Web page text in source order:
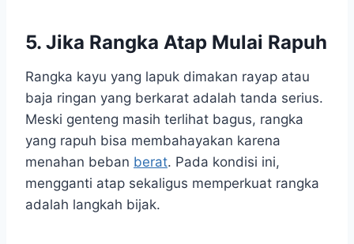
5. Jika Rangka Atap Mulai Rapuh
Rangka kayu yang lapuk dimakan rayap atau
baja ringan yang berkarat adalah tanda serius.
Meski genteng masih terlihat bagus, rangka
yang rapuh bisa membahayakan karena
menahan beban berat. Pada kondisi ini,
mengganti atap sekaligus memperkuat rangka
adalah langkah bijak.